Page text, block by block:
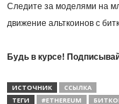
Следите за моделями на
движение альткоинов с
Будь в курсе!
ИСТОЧНИК
ССЫЛКА
ТЕГИ
#ETHEREUM